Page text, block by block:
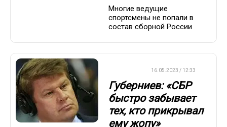
Многие ведущие
спортсмены не попали в
состав сборной России
16.05.2023 / 12:33
Губерниев: «СБР
быстро забывает
тех, кто прикрывал
ему жопу»